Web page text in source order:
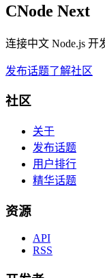
CNode Next
连接中文 Node.js 开
发布话题了解社区
社区
关于
发布话题
用户排行
精华话题
资源
API
RSS